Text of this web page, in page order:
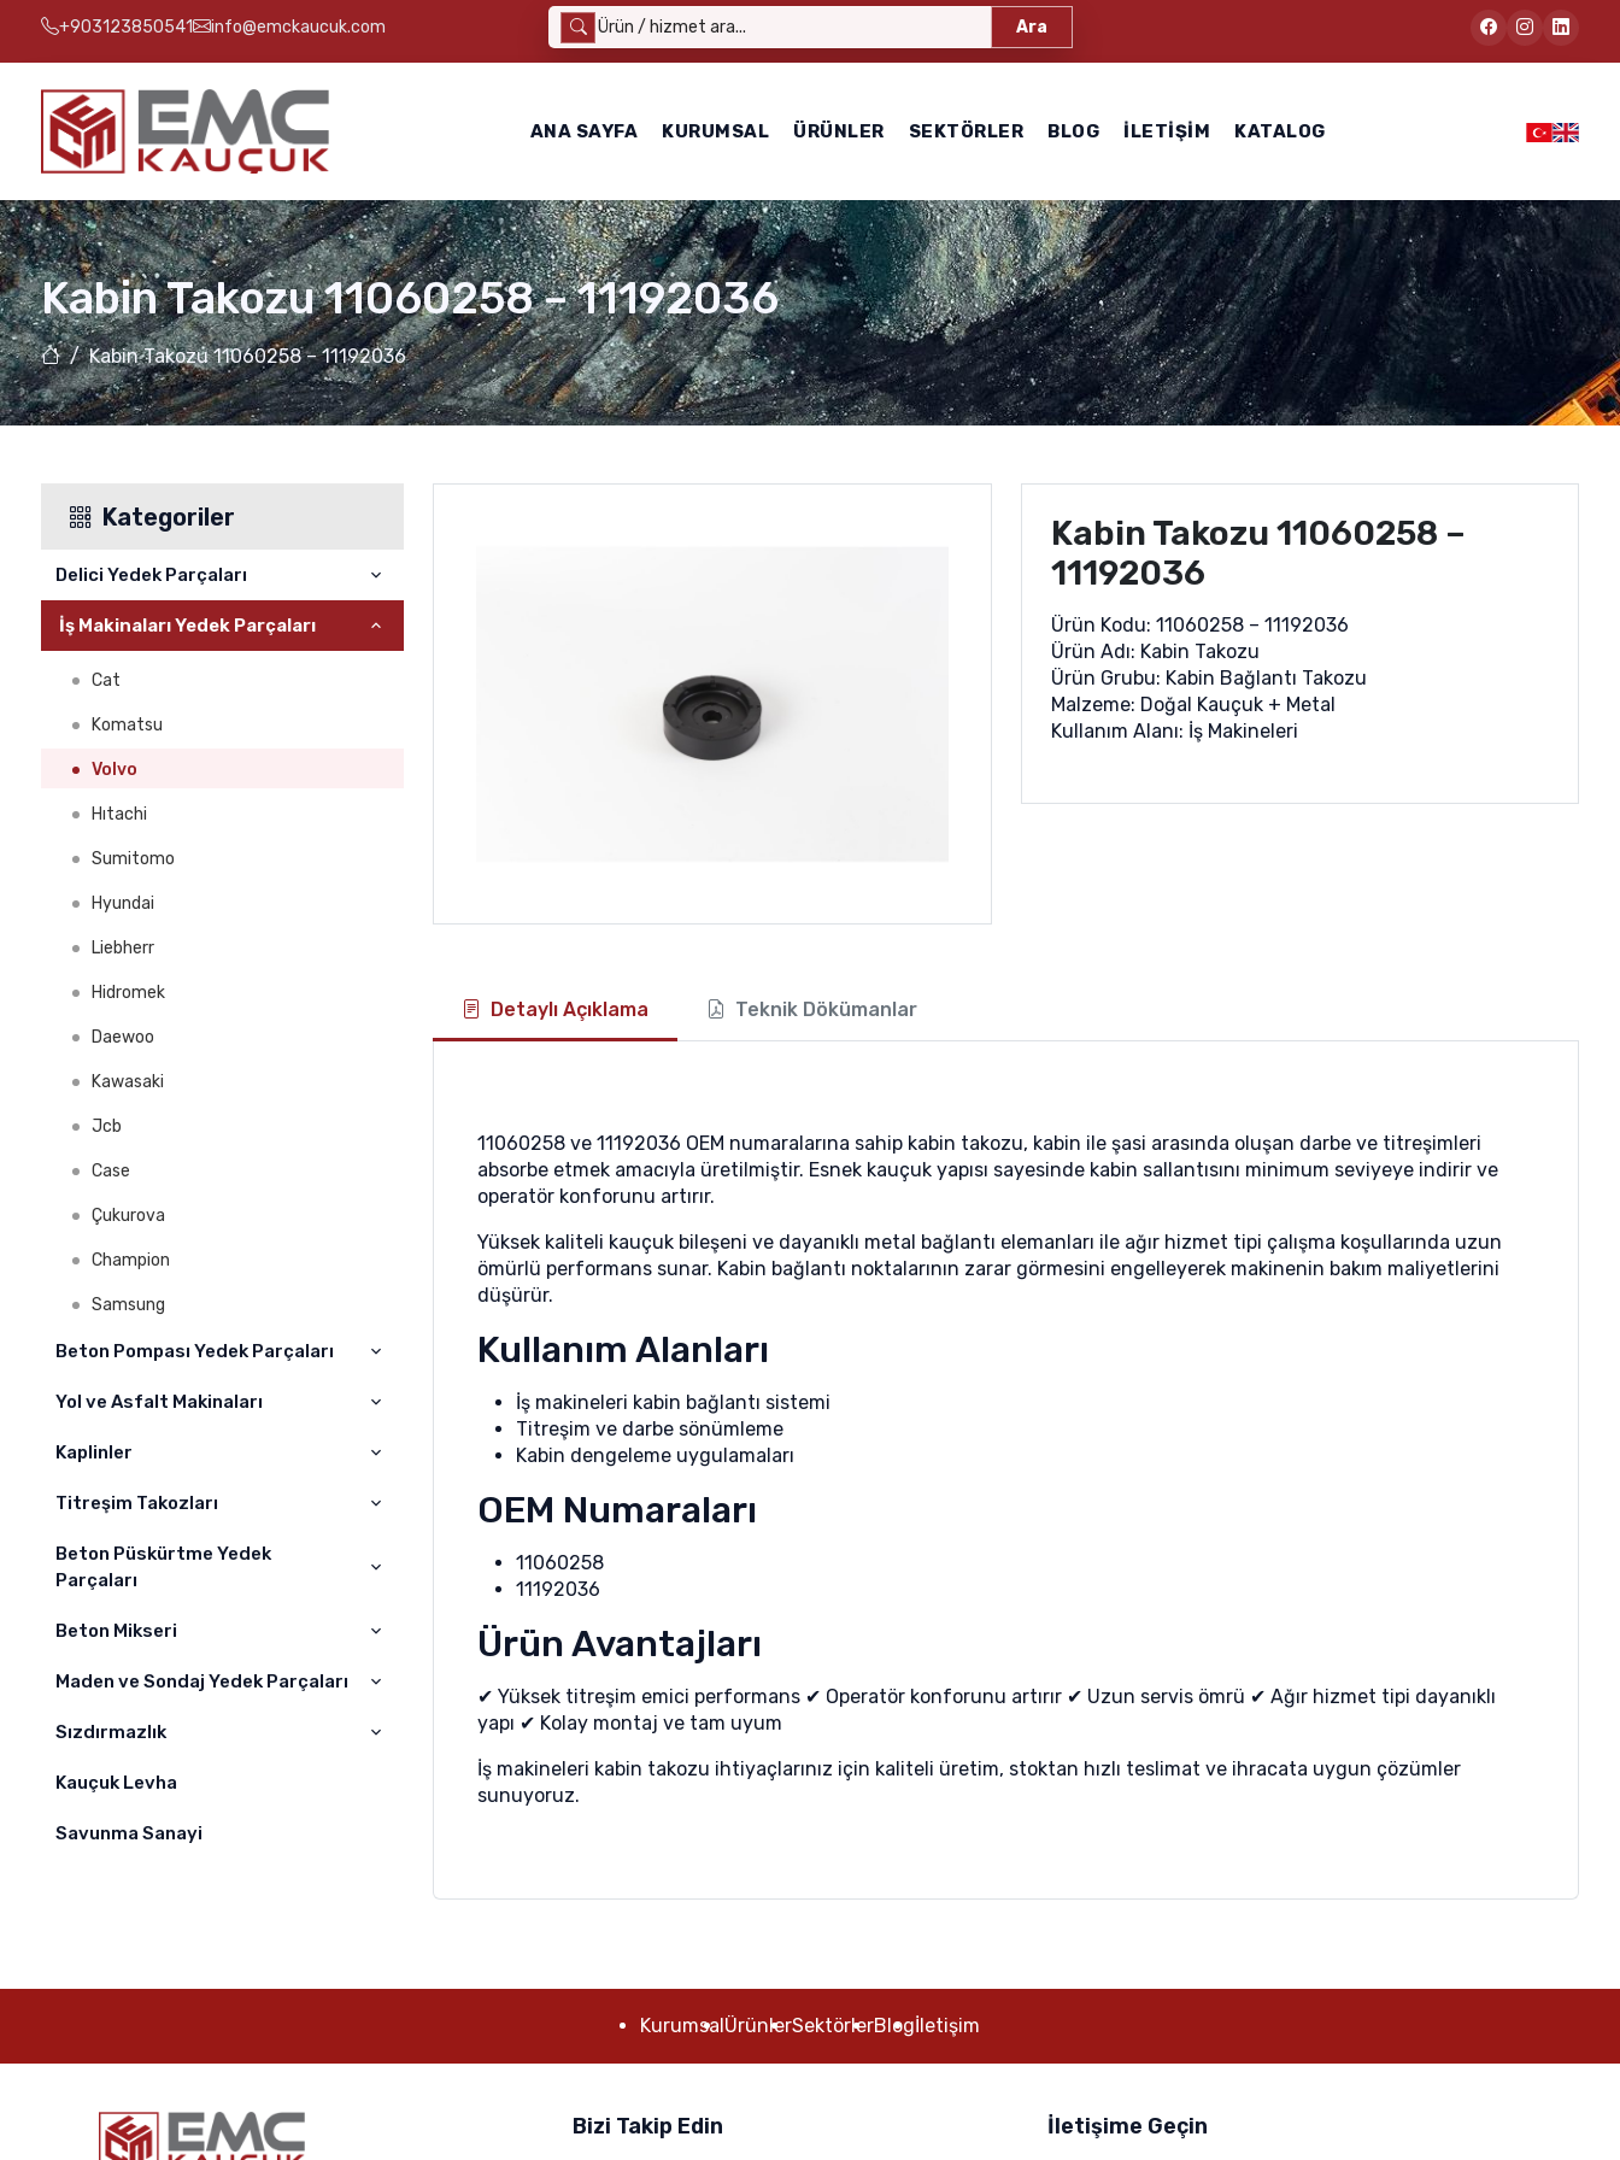
+903123850541 info@emckaucuk.com Ara
ANA SAYFA KURUMSAL ÜRÜNLER SEKTÖRLER BLOG İLETIŞIM KATALOG
Kabin Takozu 11060258 – 11192036
Kabin Takozu 11060258 – 11192036
Kategoriler
Delici Yedek Parçaları
ATLAS COPCO
SANDVİK
FURUKAWA
MONTABERT
INGERSOLL RAND
MİNE MASTER
DAİNONG
İş Makinaları Yedek Parçaları
Cat
Komatsu
Volvo
Hıtachi
Sumitomo
Hyundai
Liebherr
Hidromek
Daewoo
Kawasaki
Jcb
Case
Çukurova
Champion
Samsung
Beton Pompası Yedek Parçaları
CIFA
ELBA
SCHWİNG
PUTZMEİSTER
SERMAC
ZOOMLION
Yol ve Asfalt Makinaları
WOGOLE
BOMAG
DYNAPAC
Kaplinler
A – AS Kaplin
Kaplin
Titreşim Takozları
Titreşim Takoz
Beton Püskürtme Yedek
Parçaları
Kelepçeler
Nozullar
Difüzörler
Beton Mikseri
Beton Mikseri
Maden ve Sondaj Yedek Parçaları
Maden Yedek Parçaları
Sondaj Yedek Parçaları
Sızdırmazlık
O-Ring Grubu
Yağ Keçeleri
Kauçuk Levha
Savunma Sanayi
Kabin Takozu 11060258 –
11192036
Ürün Kodu: 11060258 – 11192036
Ürün Adı: Kabin Takozu
Ürün Grubu: Kabin Bağlantı Takozu
Malzeme: Doğal Kauçuk + Metal
Kullanım Alanı: İş Makineleri
Detaylı Açıklama Teknik Dökümanlar
11060258 ve 11192036 OEM numaralarına sahip kabin takozu, kabin ile şasi arasında oluşan darbe ve titreşimleri
absorbe etmek amacıyla üretilmiştir. Esnek kauçuk yapısı sayesinde kabin sallantısını minimum seviyeye indirir ve
operatör konforunu artırır.
Yüksek kaliteli kauçuk bileşeni ve dayanıklı metal bağlantı elemanları ile ağır hizmet tipi çalışma koşullarında uzun
ömürlü performans sunar. Kabin bağlantı noktalarının zarar görmesini engelleyerek makinenin bakım maliyetlerini
düşürür.
Kullanım Alanları
İş makineleri kabin bağlantı sistemi
Titreşim ve darbe sönümleme
Kabin dengeleme uygulamaları
OEM Numaraları
11060258
11192036
Ürün Avantajları
✔ Yüksek titreşim emici performans ✔ Operatör konforunu artırır ✔ Uzun servis ömrü ✔ Ağır hizmet tipi dayanıklı
yapı ✔ Kolay montaj ve tam uyum
İş makineleri kabin takozu ihtiyaçlarınız için kaliteli üretim, stoktan hızlı teslimat ve ihracata uygun çözümler
sunuyoruz.
KurumsalÜrünlerSektörlerBlogİletişim
Bizi Takip Edin İletişime Geçin